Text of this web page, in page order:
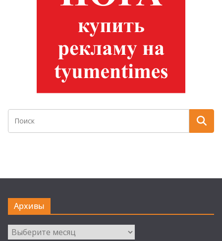
Архивы
Архивы